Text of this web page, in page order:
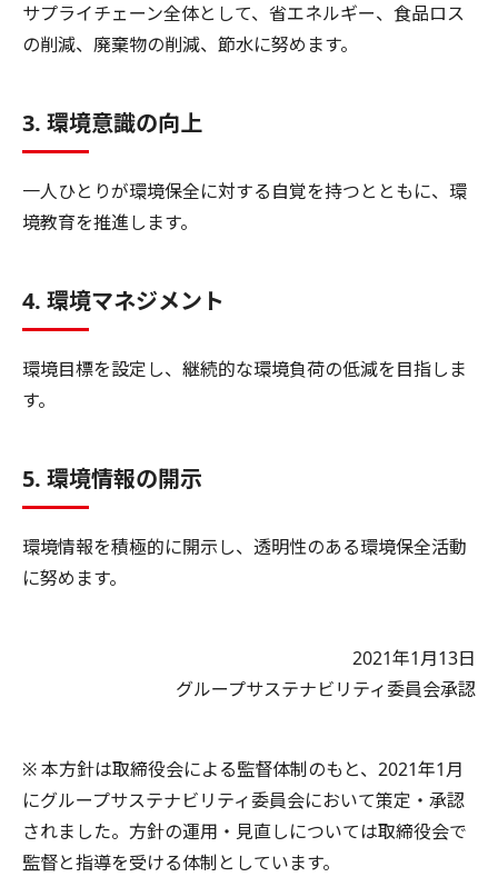
サプライチェーン全体として、省エネルギー、食品ロス
の削減、廃棄物の削減、節水に努めます。
3. 環境意識の向上
一人ひとりが環境保全に対する自覚を持つとともに、環
境教育を推進します。
4. 環境マネジメント
環境目標を設定し、継続的な環境負荷の低減を目指しま
す。
5. 環境情報の開示
環境情報を積極的に開示し、透明性のある環境保全活動
に努めます。
2021年1月13日
グループサステナビリティ委員会承認
※ 本方針は取締役会による監督体制のもと、2021年1月
にグループサステナビリティ委員会において策定・承認
されました。方針の運用・見直しについては取締役会で
監督と指導を受ける体制としています。